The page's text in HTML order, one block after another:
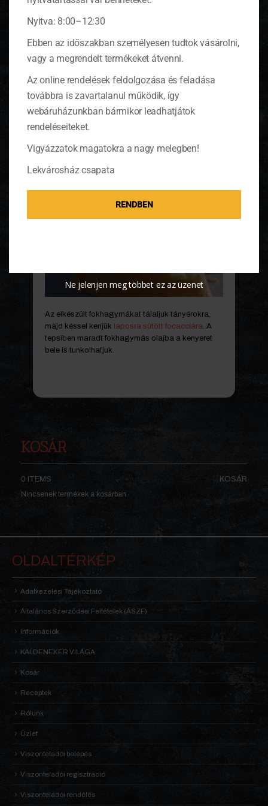
A fokhagymák külső pergament héját szedjük le, a
gyökeréről a földes részt is távolítsuk el. Vágjuk
keresztben ketté, majd a vágásfelületére daráljunk
borsot és hintsük meg sóval. Tegyünk egy tepsibe
sütőpapírt, majd felette csorgassuk meg a
fokhagyma vágott részét olívaolajjal. Tegyünk
vágásfelületével lefelé tegyük a papírra. Tegyük
Az elkészült fokhagymákat tálaljuk tányérokra,
majd késsel kenjük laposra sütött focacciára. A
tepsiben maradt fokhagymás olajba a kenyeret
bele is tunkolhatjuk.
KOSÁR
0 ITEMS
KOSÁR
Nincsenek termékek a kosárban.
OLDALTÉRKÉP
Adatkezelési Tájékoztató
Általános Szerződési Feltételek (ÁSZF)
Információk
KALDENEKER VILÁGA
Kosár
Receptek
Rólunk
Üzlet
Viszonteladói belépés
Viszonteladói regisztráció
Viszonteladói rendelés
Nyitva: 8:00–12:30
Ebben az időszakban személyesen tudtok vásárolni,
vagy a megrendelt termékeket átvenni.
Az online rendelések feldolgozása és feladása
továbbra is zavartalanul működik, így
webáruházunkban bármikor leadhatjátok
rendeléseiteket.
Vigyázzatok magatokra a nagy melegben!
Lekvárosház csapata
RENDBEN
Ne jelenjen meg többet ez az üzenet